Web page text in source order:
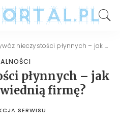
nieczystości płynnych – jak wybrać odpowiednią firmę?
płynnych – jak
firmę?
SERWISU